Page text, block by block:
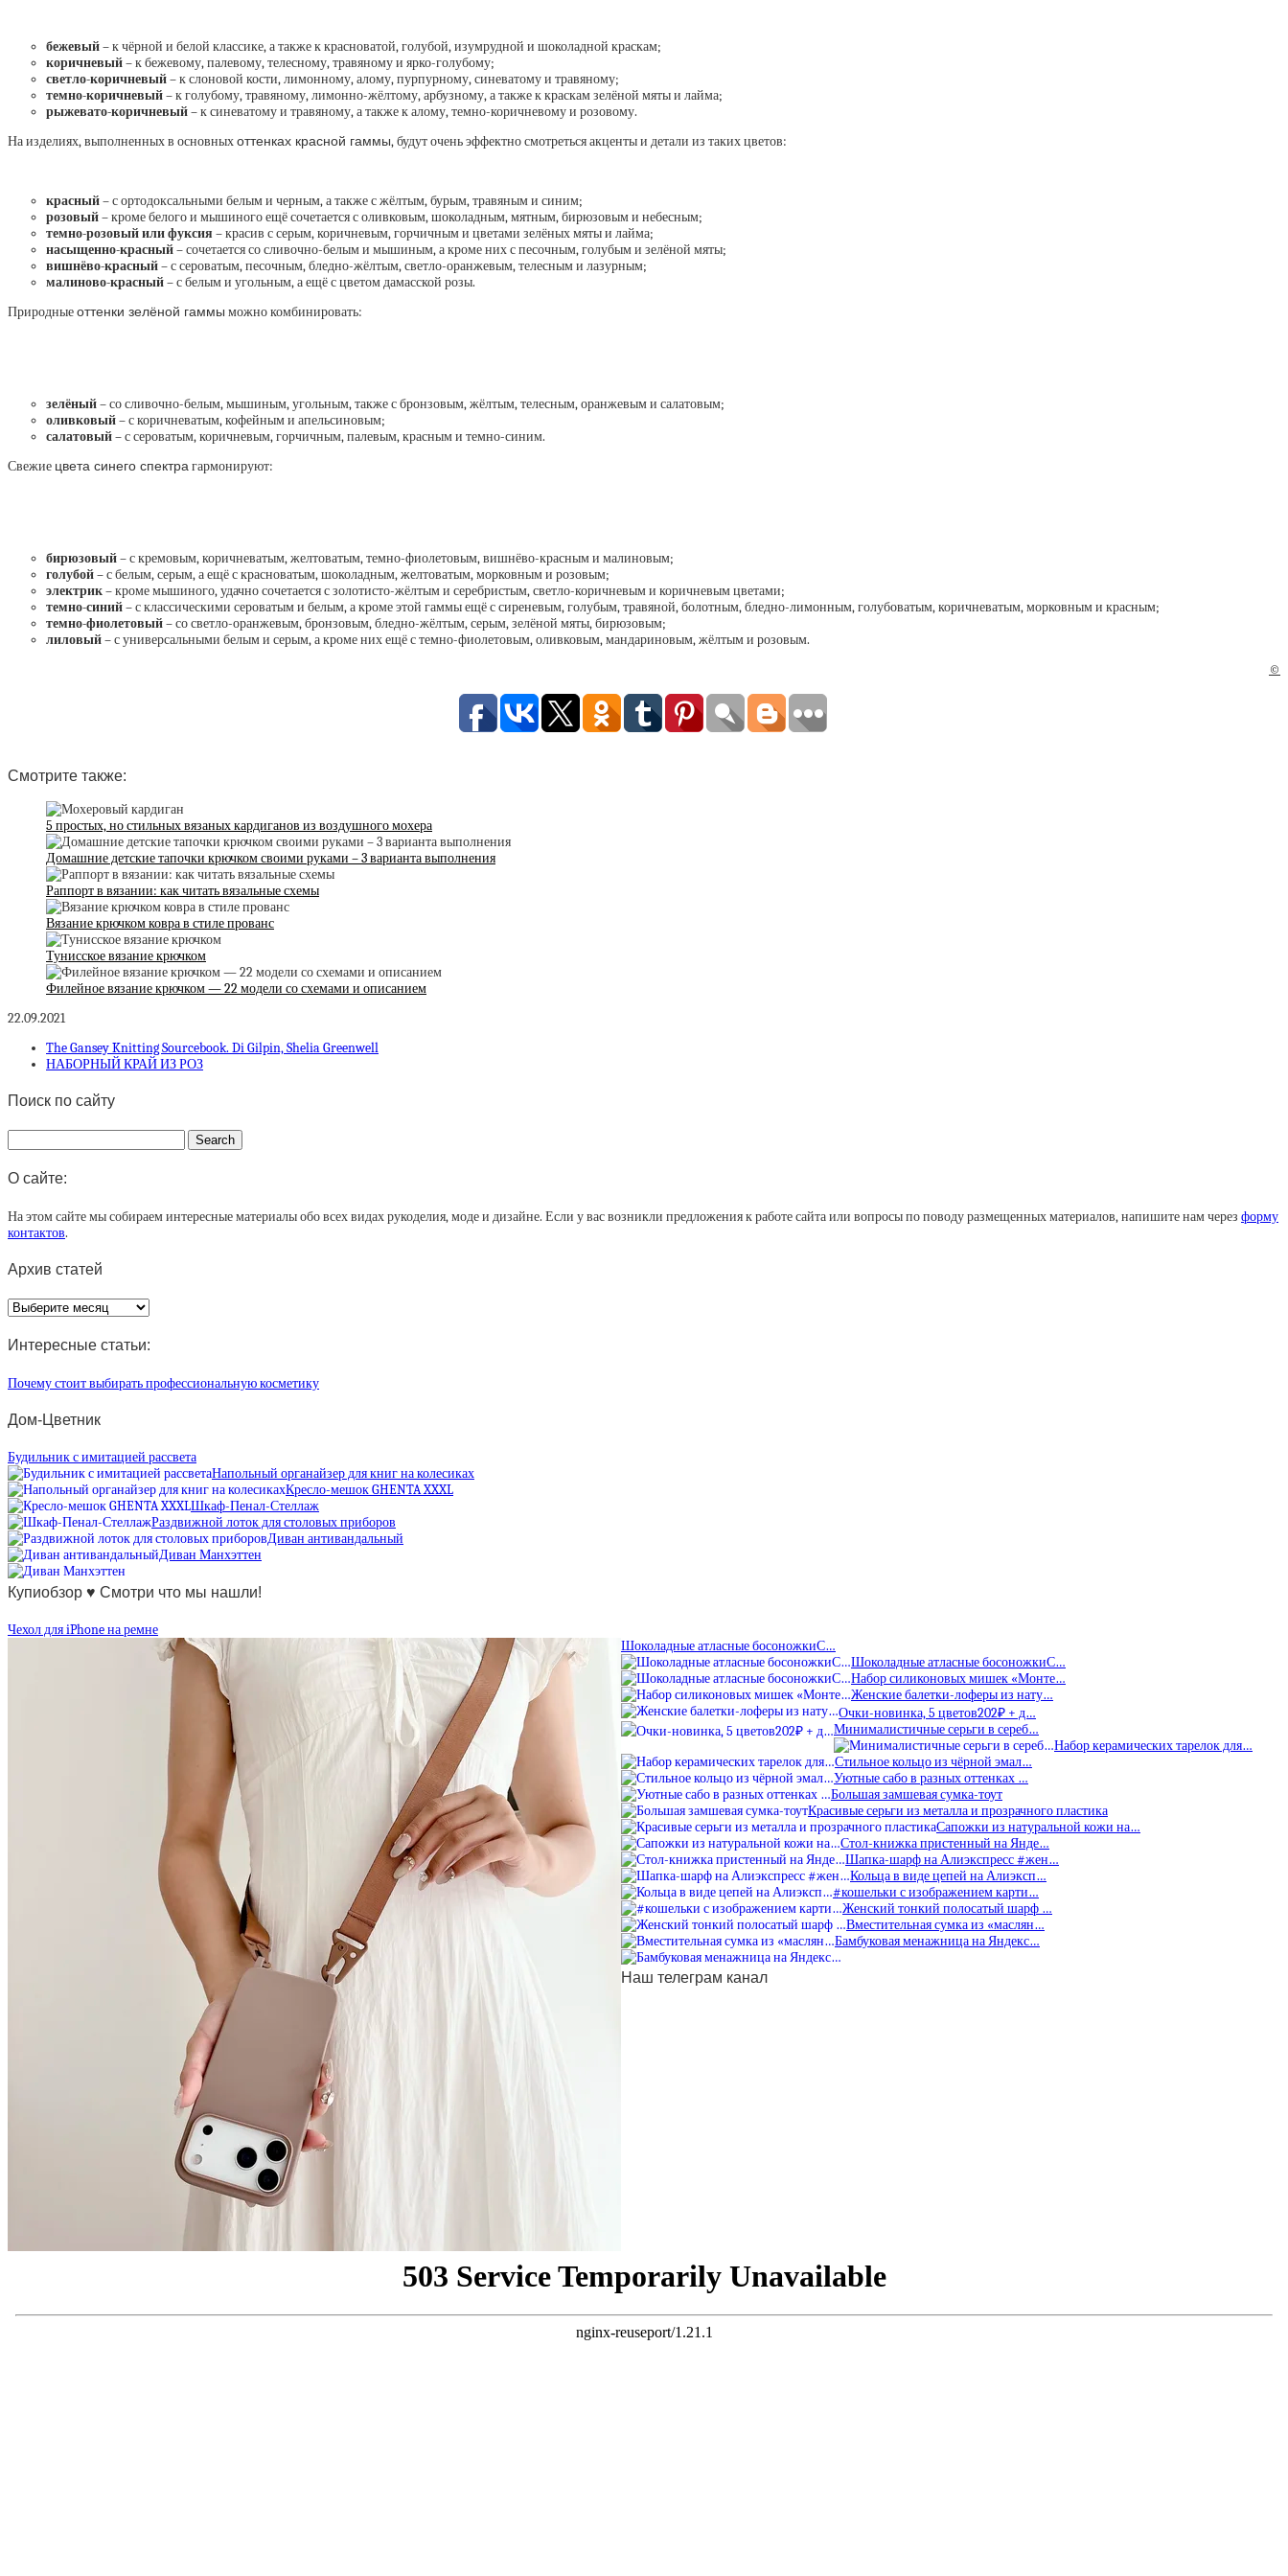
бежевый– к чёрной и белой классике, а также к красноватой, голубой, изумрудной и шоколадной краскам;
коричневый– к бежевому, палевому, телесному, травяному и ярко-голубому;
светло-коричневый– к слоновой кости, лимонному, алому, пурпурному, синеватому и травяному;
темно-коричневый– к голубому, травяному, лимонно-жёлтому, арбузному, а также к краскам зелёной мяты и лайма;
рыжевато-коричневый– к синеватому и травяному, а также к алому, темно-коричневому и розовому.
На изделиях, выполненных в основныхоттенках красной гаммы, будут очень эффектно смотреться акценты и детали из таких цветов:
красный– с ортодоксальными белым и черным, а также с жёлтым, бурым, травяным и синим;
розовый– кроме белого и мышиного ещё сочетается с оливковым, шоколадным, мятным, бирюзовым и небесным;
темно-розовый или фуксия – красив с серым, коричневым, горчичным и цветами зелёных мяты и лайма;
насыщенно-красный– сочетается со сливочно-белым и мышиным, а кроме них с песочным, голубым и зелёной мяты;
вишнёво-красный– с сероватым, песочным, бледно-жёлтым, светло-оранжевым, телесным и лазурным;
малиново-красный– с белым и угольным, а ещё с цветом дамасской розы.
Природныеоттенки зелёной гаммы можно комбинировать:
зелёный– со сливочно-белым, мышиным, угольным, также с бронзовым, жёлтым, телесным, оранжевым и салатовым;
оливковый– с коричневатым, кофейным и апельсиновым;
салатовый– с сероватым, коричневым, горчичным, палевым, красным и темно-синим.
Свежие цвета синего спектра гармонируют:
бирюзовый– с кремовым, коричневатым, желтоватым, темно-фиолетовым, вишнёво-красным и малиновым;
голубой– с белым, серым, а ещё с красноватым, шоколадным, желтоватым, морковным и розовым;
электрик– кроме мышиного, удачно сочетается с золотисто-жёлтым и серебристым, светло-коричневым и коричневым цветами;
темно-синий– с классическими сероватым и белым, а кроме этой гаммы ещё с сиреневым, голубым, травяной, болотным, бледно-лимонным, голубоватым, коричневатым, морковным и красным;
темно-фиолетовый– со светло-оранжевым, бронзовым, бледно-жёлтым, серым, зелёной мяты, бирюзовым;
лиловый– с универсальными белым и серым, а кроме них ещё с темно-фиолетовым, оливковым, мандариновым, жёлтым и розовым.
©
Смотрите также:
5 простых, но стильных вязаных кардиганов из воздушного мохера
Домашние детские тапочки крючком своими руками – 3 варианта выполнения
Раппорт в вязании: как читать вязальные схемы
Вязание крючком ковра в стиле прованс
Тунисское вязание крючком
Филейное вязание крючком — 22 модели со схемами и описанием
22.09.2021
The Gansey Knitting Sourcebook. Di Gilpin, Shelia Greenwell
НАБОРНЫЙ КРАЙ ИЗ РОЗ
Поиск по сайту
О сайте:
На этом сайте мы собираем интересные материалы обо всех видах рукоделия, моде и дизайне. Если у вас возникли предложения к работе сайта или вопросы по поводу размещенных материалов, напишите нам через форму
контактов.
Архив статей
Архив
статей
Интересные статьи:
Почему стоит выбирать профессиональную косметику
Дом-Цветник
Будильник с имитацией рассвета
Напольный органайзер для книг на колесиках
Кресло-мешок GHENTA XXXL
Шкаф-Пенал-Стеллаж
Раздвижной лоток для столовых приборов
Диван антивандальный
Диван Манхэттен
Купиобзор ♥ Смотри что мы нашли!
Чехол для iPhone на ремне
Шоколадные атласные босоножкиС…
Шоколадные атласные босоножкиС…
Набор силиконовых мишек «Монте…
Женские балетки-лоферы из нату…
Очки-новинка, 5 цветов202₽ + д…
Минималистичные серьги в сереб…
Набор керамических тарелок для…
Стильное кольцо из чёрной эмал…
Уютные сабо в разных оттенках …
Большая замшевая сумка-тоут
Красивые серьги из металла и прозрачного пластика
Сапожки из натуральной кожи на…
Стол-книжка пристенный на Янде…
Шапка-шарф на Алиэкспресс #жен…
Кольца в виде цепей на Алиэксп…
#кошельки с изображением карти…
Женский тонкий полосатый шарф …
Вместительная сумка из «маслян…
Бамбуковая менажница на Яндекс…
Наш телеграм канал